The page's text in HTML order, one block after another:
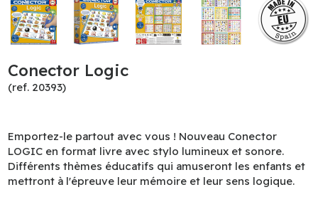
Conector Logic
(ref. 20393)
Emportez-le partout avec vous ! Nouveau Conector
LOGIC en format livre avec stylo lumineux et sonore.
Différents thèmes éducatifs qui amuseront les enfants et
mettront à l'épreuve leur mémoire et leur sens logique.